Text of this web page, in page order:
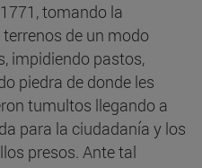
tomando la
de un modo
impidiendo pastos,
piedra de donde les
tumultos llegando a
para la ciudadanía y los
presos. Ante tal